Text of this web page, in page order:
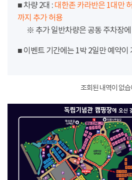
■ 차량 2대 : 대한존 카라반은 1대만
까지 추가 허용
※ 추가 일반차량은 공동 주차장에
■ 이벤트 기간에는 1박 2일만 예약이
조회된 내역이 없습